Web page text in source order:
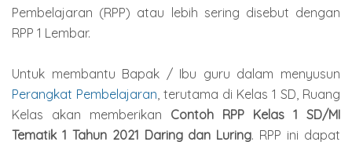
Pembelajaran (RPP) atau lebih sering disebut dengan
RPP 1 Lembar.
Untuk membantu Bapak / Ibu guru dalam menyusun
Perangkat Pembelajaran , terutama di Kelas 1 SD, Ruang
Kelas akan memberikan Contoh RPP Kelas 1 SD/MI
Tematik 1 Tahun 2021 Daring dan Luring. RPP ini dapat